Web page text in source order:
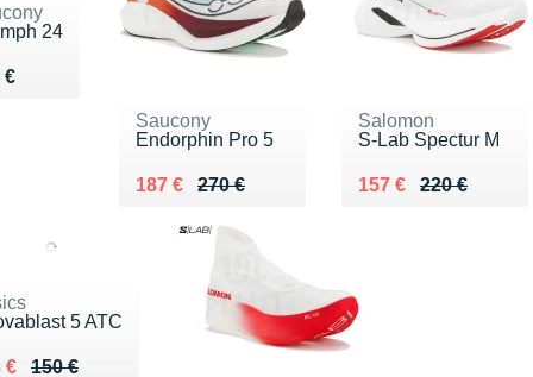
24
€ 190 €
Saucony
Endorphin Pro 5
270 €
Au lieu de 270 €
187 €
Vendu 187 €
Salomon
S-Lab Spectur M
220 €
Au lieu de 220 €
157 €
Vendu 157 €
5 ATC
150 €
lieu de 150 €
€ 98 €